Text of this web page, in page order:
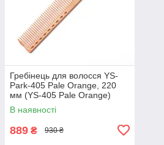
Гребінець для волосся YS-
Park-405 Pale Orange, 220
мм (YS-405 Pale Orange)
В наявності
889 ₴ 930 ₴